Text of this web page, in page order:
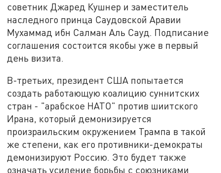
советник Джаред Кушнер и заместитель
наследного принца Саудовской Аравии
Мухаммад ибн Салман Аль Сауд. Подписание
соглашения состоится якобы уже в первый
день визита.
В-третьих, президент США попытается
создать работающую коалицию суннитских
стран - "арабское НАТО" против шиитского
Ирана, который демонизируется
произраильским окружением Трампа в такой
же степени, как его противники-демократы
демонизируют Россию. Это будет также
означать усиление борьбы с союзниками